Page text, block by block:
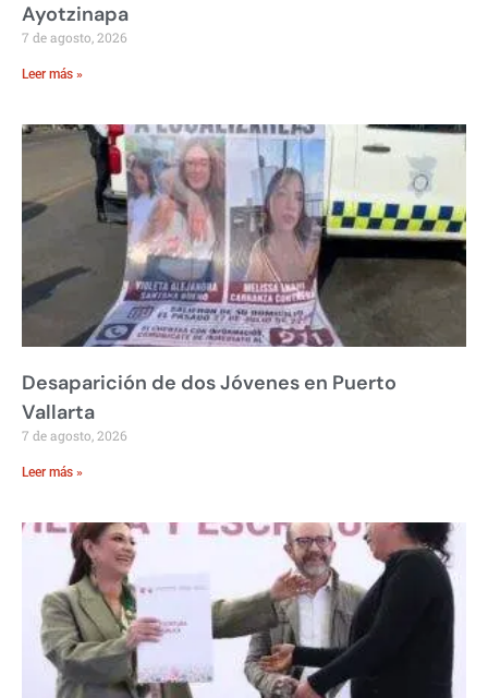
Ayotzinapa
7 de agosto, 2026
Leer más »
Desaparición de dos Jóvenes en Puerto
Vallarta
7 de agosto, 2026
Leer más »